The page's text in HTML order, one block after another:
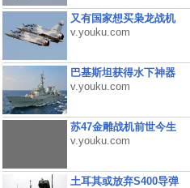
又有国家想买枭龙战机
v.youku.com
巴基斯坦获得水下神器
v.youku.com
苏47金雕战机前世今生
v.youku.com
土耳其或放弃S400导弹